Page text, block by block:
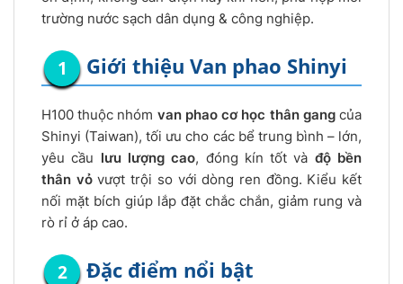
trường nước sạch dân dụng & công nghiệp.
Giới thiệu Van phao Shinyi
H100 thuộc nhóm van phao cơ học thân gangcủa
Shinyi (Taiwan), tối ưu cho các bể trung bình – lớn,
yêu cầu lưu lượng cao, đóng kín tốt và độ bền
thân vỏvượt trội so với dòng ren đồng. Kiểu kết
nối mặt bích giúp lắp đặt chắc chắn, giảm rung và
rò rỉ ở áp cao.
Đặc điểm nổi bật